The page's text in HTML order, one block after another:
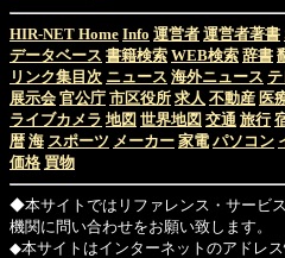
HIR-NET Home Info 運営者 運営者著書
データベース 書籍検索 WEB検索 辞書
リンク集目次 ニュース 海外ニュース
展示会 官公庁 市区役所 求人 不動産 医
ライブカメラ 地図 世界地図 交通 旅行
暦 海 スポーツ メーカー 家電 パソコン
価格 買物
◆本サイトではリファレンス・サービ
機関に問い合わせをお願い致します。
◆本サイトはインターネットのアドレ